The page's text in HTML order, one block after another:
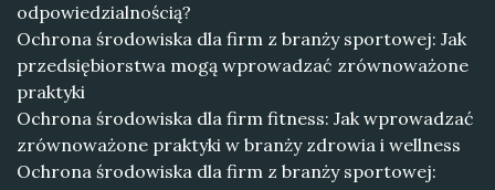
odpowiedzialnością?
Ochrona środowiska dla firm z branży sportowej: Jak
przedsiębiorstwa mogą wprowadzać zrównoważone
praktyki
Ochrona środowiska dla firm fitness: Jak wprowadzać
zrównoważone praktyki w branży zdrowia i wellness
Ochrona środowiska dla firm z branży sportowej: